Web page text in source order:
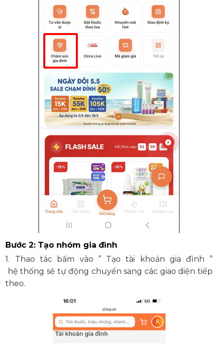
Bước 2: Tạo nhóm gia đình
1. Thao tác bấm vào ” Tạo tài khoản gia đình ”
hệ thống sẽ tự động chuyển sang các giao diện tiếp
theo.